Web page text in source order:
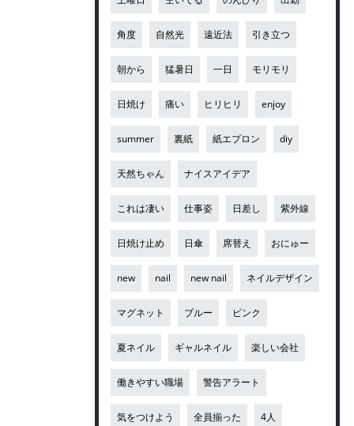
角度 自然光 遠近法 引き立つ
朝から 猛暑日 一日 モリモリ
日焼け 痛い ヒリヒリ enjoy
summer 裏紙 紙エプロン diy
天然ちゃん ナイスアイデア
これは凄い 仕事姿 日差し 紫外線
日焼け止め 日傘 席替え おにゅー
new nail new nail ネイルデザイン
マグネット ブルー ピンク
夏ネイル ギャルネイル 楽しい会社
働きやすい職場 警告アラート
気をつけよう 全員揃った 4人